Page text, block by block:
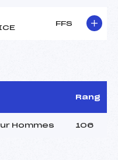
FFS
Rang
Hommes 106